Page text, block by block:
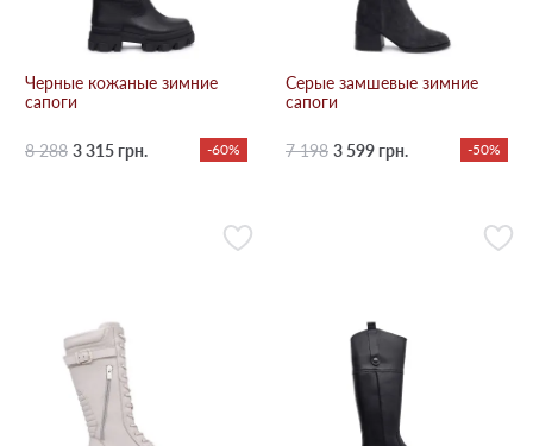
Черные кожаные зимние
сапоги
8 288 3 315 грн. -60%
Серые замшевые зимние
сапоги
7 198 3 599 грн. -50%